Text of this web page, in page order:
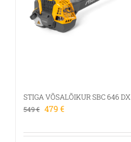
STIGA VÕSALÕIKUR SBC 646 DX
549€ Algne
oli:
479 €Praegune
on: